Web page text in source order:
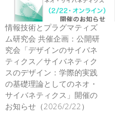
情報技術とプラグマティズ
ム研究会 共催企画：公開研
究会「デザインのサイバネ
ティクス／サイバネティク
スのデザイン：学際的実践
の基礎理論としてのネオ・
サイバネティクス」開催の
お知らせ（2026/2/22）